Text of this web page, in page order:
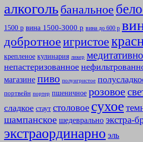
алкогольбанальное
1500 р вина 1500-3000 р вина до 600 р
добротноеигристое
крепленое кулинария ликер
непастеризованное
магазине пиво полуигристое
портвейн портер пшеничное розовое
сладкое стаут столовое сухое
шампанское шедеврально экстра-
экстраординарно эль